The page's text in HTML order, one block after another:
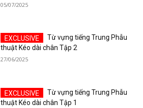
05/07/2025
Từ vựng tiếng Trung Phẫu
thuật Kéo dài chân Tập 2
27/06/2025
Từ vựng tiếng Trung Phẫu
thuật Kéo dài chân Tập 1